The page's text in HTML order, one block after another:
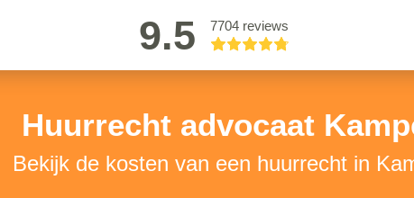
9.5 7704 reviews
Huurrecht advocaat
Bekijk de kosten van een huurrecht in